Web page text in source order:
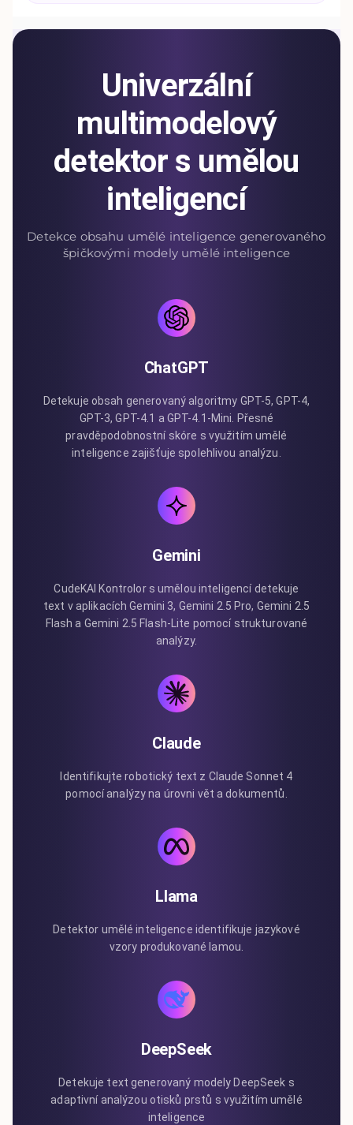
Univerzální
multimodelový
detektor s umělou
inteligencí
Detekce obsahu umělé inteligence generovaného
špičkovými modely umělé inteligence
ChatGPT
Detekuje obsah generovaný algoritmy GPT-5, GPT-4,
GPT-3, GPT-4.1 a GPT-4.1-Mini. Přesné
pravděpodobnostní skóre s využitím umělé
inteligence zajišťuje spolehlivou analýzu.
Gemini
CudeKAI Kontrolor s umělou inteligencí detekuje
text v aplikacích Gemini 3, Gemini 2.5 Pro, Gemini 2.5
Flash a Gemini 2.5 Flash-Lite pomocí strukturované
analýzy.
Claude
Identifikujte robotický text z Claude Sonnet 4
pomocí analýzy na úrovni vět a dokumentů.
Llama
Detektor umělé inteligence identifikuje jazykové
vzory produkované lamou.
DeepSeek
Detekuje text generovaný modely DeepSeek s
adaptivní analýzou otisků prstů s využitím umělé
inteligence